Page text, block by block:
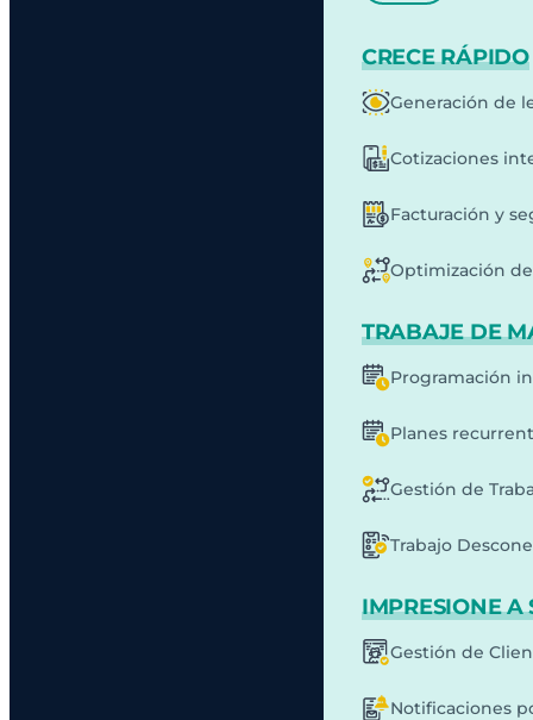
CRECE RÁPIDO
Generación de
Cotizaciones
Facturación y
Optimización
TRABAJE DE
Programación
Planes
Gestión de
Trabajo
IMPRESIONE A
Gestión de
Notificaciones